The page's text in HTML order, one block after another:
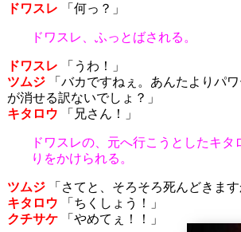
ドワスレ 「何っ？」
ドワスレ、ふっとばされる。
ドワスレ 「うわ！」
ツムジ「バカですねぇ。あんたよりパ
が消せる訳ないでしょ？」
キタロウ 「兄さん！」
ドワスレの、元へ行こうとしたキタ
りをかけられる。
ツムジ「さてと、そろそろ死んどきます
キタロウ 「ちくしょう！」
クチサケ「やめてぇ！！」